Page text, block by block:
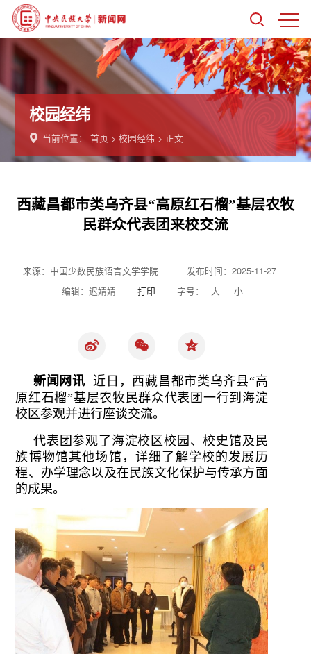
校园经纬
当前位置：首页 >校园经纬 > 正文
西藏昌都市类乌齐县“高原红石榴”基层农牧
民群众代表团来校交流
来源：中国少数民族语言文学学院
发布时间：2025-11-27
编辑：迟婧婧
打印 字号： 大 小
新闻网讯 近日 ，西藏昌都市类乌齐县“高
原红石榴”基层农牧民群众代表团一行到海淀
校区参观并进行座谈交流。
代表团参观了海淀校区校园、校史馆及民
族博物馆其他场馆，详细了解学校的发展历
程、办学理念以及在民族文化保护与传承方面
的成果。